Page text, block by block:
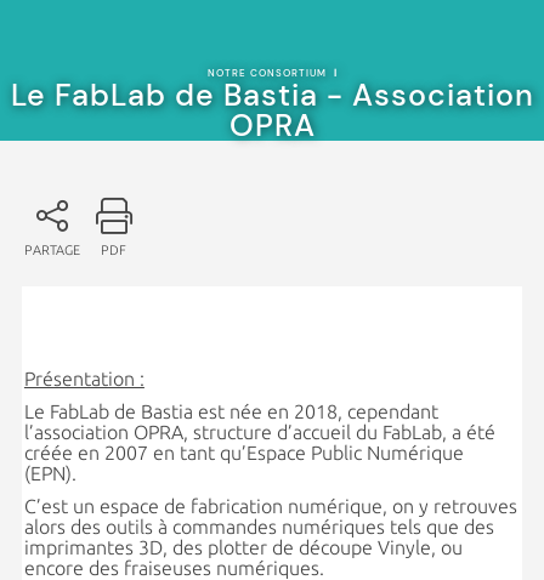
NOTRE CONSORTIUM |
Le FabLab de Bastia - Association
OPRA
PARTAGE PDF
Présentation :
Le FabLab de Bastia est née en 2018, cependant
l’association OPRA, structure d’accueil du FabLab, a été
créée en 2007 en tant qu’Espace Public Numérique
(EPN).
C’est un espace de fabrication numérique, on y retrouves
alors des outils à commandes numériques tels que des
imprimantes 3D, des plotter de découpe Vinyle, ou
encore des fraiseuses numériques.